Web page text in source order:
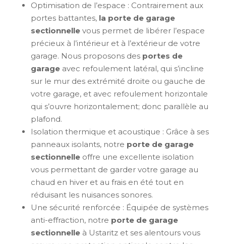
Optimisation de l’espace : Contrairement aux
portes battantes, la porte de garage
sectionnelle vous permet de libérer l’espace
précieux à l’intérieur et à l’extérieur de votre
garage. Nous proposons des portes de
garage avec refoulement latéral, qui s’incline
sur le mur des extrémité droite ou gauche de
votre garage, et avec refoulement horizontale
qui s’ouvre horizontalement; donc parallèle au
plafond.
Isolation thermique et acoustique : Grâce à ses
panneaux isolants, notre porte de garage
sectionnelle offre une excellente isolation
vous permettant de garder votre garage au
chaud en hiver et au frais en été tout en
réduisant les nuisances sonores.
Une sécurité renforcée : Équipée de systèmes
anti-effraction, notre porte de garage
sectionnelle à Ustaritz et ses alentours vous